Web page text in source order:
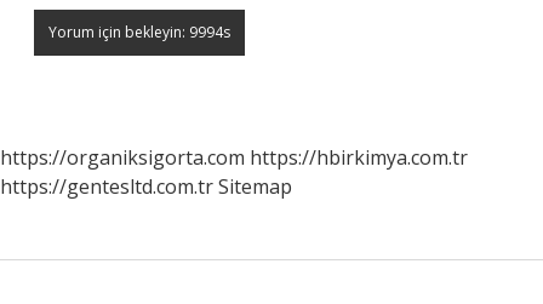
https://organiksigorta.com https://hbirkimya.com.tr
https://gentesltd.com.trSitemap